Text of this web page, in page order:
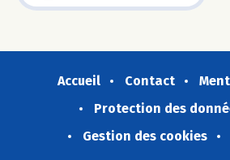
Accueil Contact
Protection des
Gestion des cookies